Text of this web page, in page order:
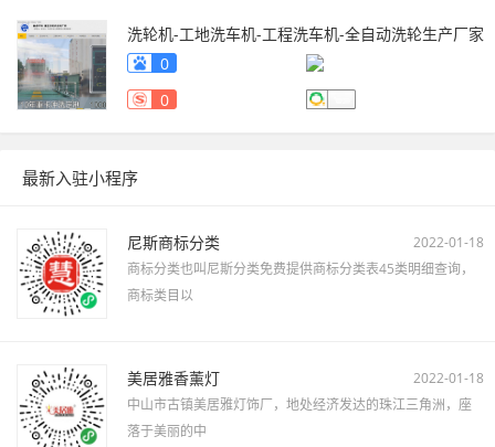
洗轮机-工地洗车机-工程洗车机-全自动洗轮生产厂家
[鲁企环科]
www.lqhb88.com
0
0
最新入驻小程序
尼斯商标分类
2022-01-18
商标分类也叫尼斯分类免费提供商标分类表45类明细查询，
商标类目以
美居雅香薰灯
2022-01-18
中山市古镇美居雅灯饰厂，地处经济发达的珠江三角洲，座
落于美丽的中